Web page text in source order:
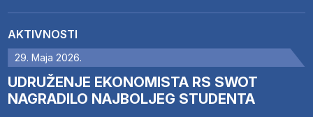
AKTIVNOSTI
29. Maja 2026.
UDRUŽENJE EKONOMISTA RS SWOT
NAGRADILO NAJBOLJEG STUDENTA